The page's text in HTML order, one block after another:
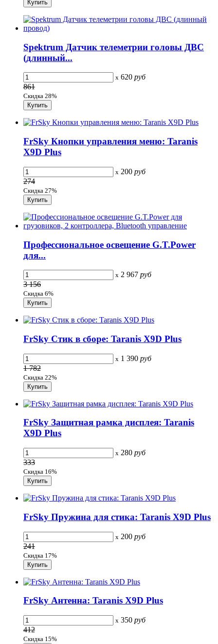
Spektrum Датчик телеметрии головы ДВС
(длинный...
x 620 руб
861
Скидка 28%
FrSky Кнопки управления меню: Taranis
X9D Plus
x 200 руб
274
Скидка 27%
Профессиональное освещение G.T.Power
для...
x 2 967 руб
3 156
Скидка 6%
FrSky Стик в сборе: Taranis X9D Plus
x 1 390 руб
1 782
Скидка 22%
FrSky Защитная рамка дисплея: Taranis
X9D Plus
x 280 руб
333
Скидка 16%
FrSky Пружина для стика: Taranis X9D Plus
x 200 руб
241
Скидка 17%
FrSky Антенна: Taranis X9D Plus
x 350 руб
412
Скидка 15%